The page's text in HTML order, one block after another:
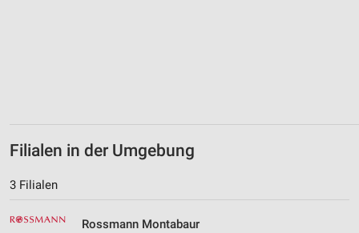
Filialen in der Umgebung
3 Filialen
Rossmann Montabaur